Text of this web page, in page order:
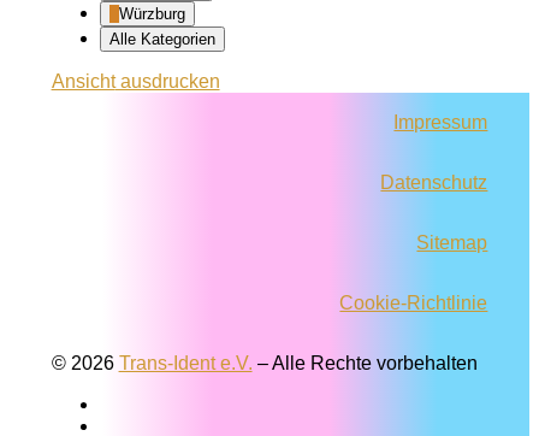
Würzburg
Alle Kategorien
Ansichtausdrucken
Impressum
Datenschutz
Sitemap
Cookie-Richtlinie
© 2026 Trans-Ident e.V. – Alle Rechte vorbehalten